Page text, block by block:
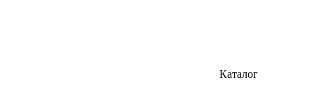
Каталог